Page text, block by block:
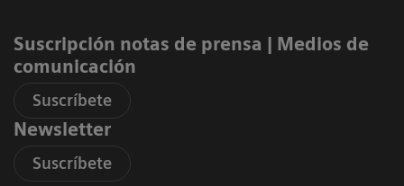
Suscripción notas de prensa ​| Medios de
comunicación
Suscríbete
Newsletter
Suscríbete